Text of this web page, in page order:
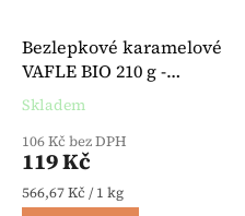
Bezlepkové karamelové
VAFLE BIO 210 g -
Hammermühle
Průměrné hodnocení produktu
Skladem
106 Kč bez DPH
119 Kč
Měrná cena:
566,67 Kč / 1 kg